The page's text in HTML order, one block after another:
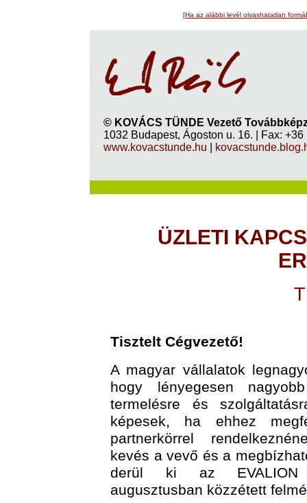
[Ha az alábbi levél olvashatatlan
© KOVÁCS TÜNDE Vezető
1032 Budapest, Ágoston u. 16. | Fax:
www.kovacstunde.hu
ÜZLETI
Tisztelt Cégvezető!
A magyar vállalatok
hogy lényegesen
termelésre és
képesek, ha ehhez
partnerkörrel
kevés a vevő és a
derül ki az EVALION
augusztusban közzétett